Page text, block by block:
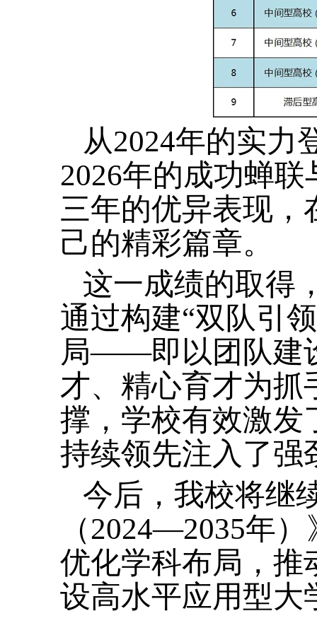
从2024年的实力
2026年的成功蝉
三年的优异表现，
己的精彩篇章。
这一成绩的取得
通过构建“双队引
局——即以团队建
才、精心育才为抓
撑，学校有效激发
持续领先注入了强
今后，我校将继
（2024—2035年
优化学科布局，推
设高水平应用型大